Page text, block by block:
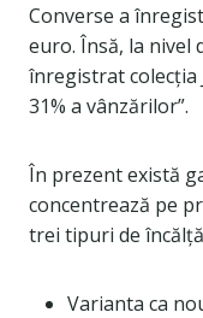
Converse a
euro. Însă, la nivel
înregistrat colecția
31% a vânzărilor”.
În prezent există
concentrează pe
trei tipuri de
Varianta ca